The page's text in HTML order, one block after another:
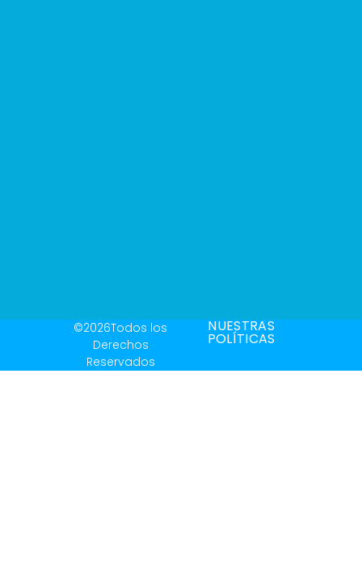
©2026Todos los
Derechos
Reservados
NUESTRAS
POLÍTICAS